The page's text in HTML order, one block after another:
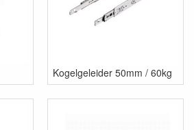
Kogelgeleider 50mm / 60kg